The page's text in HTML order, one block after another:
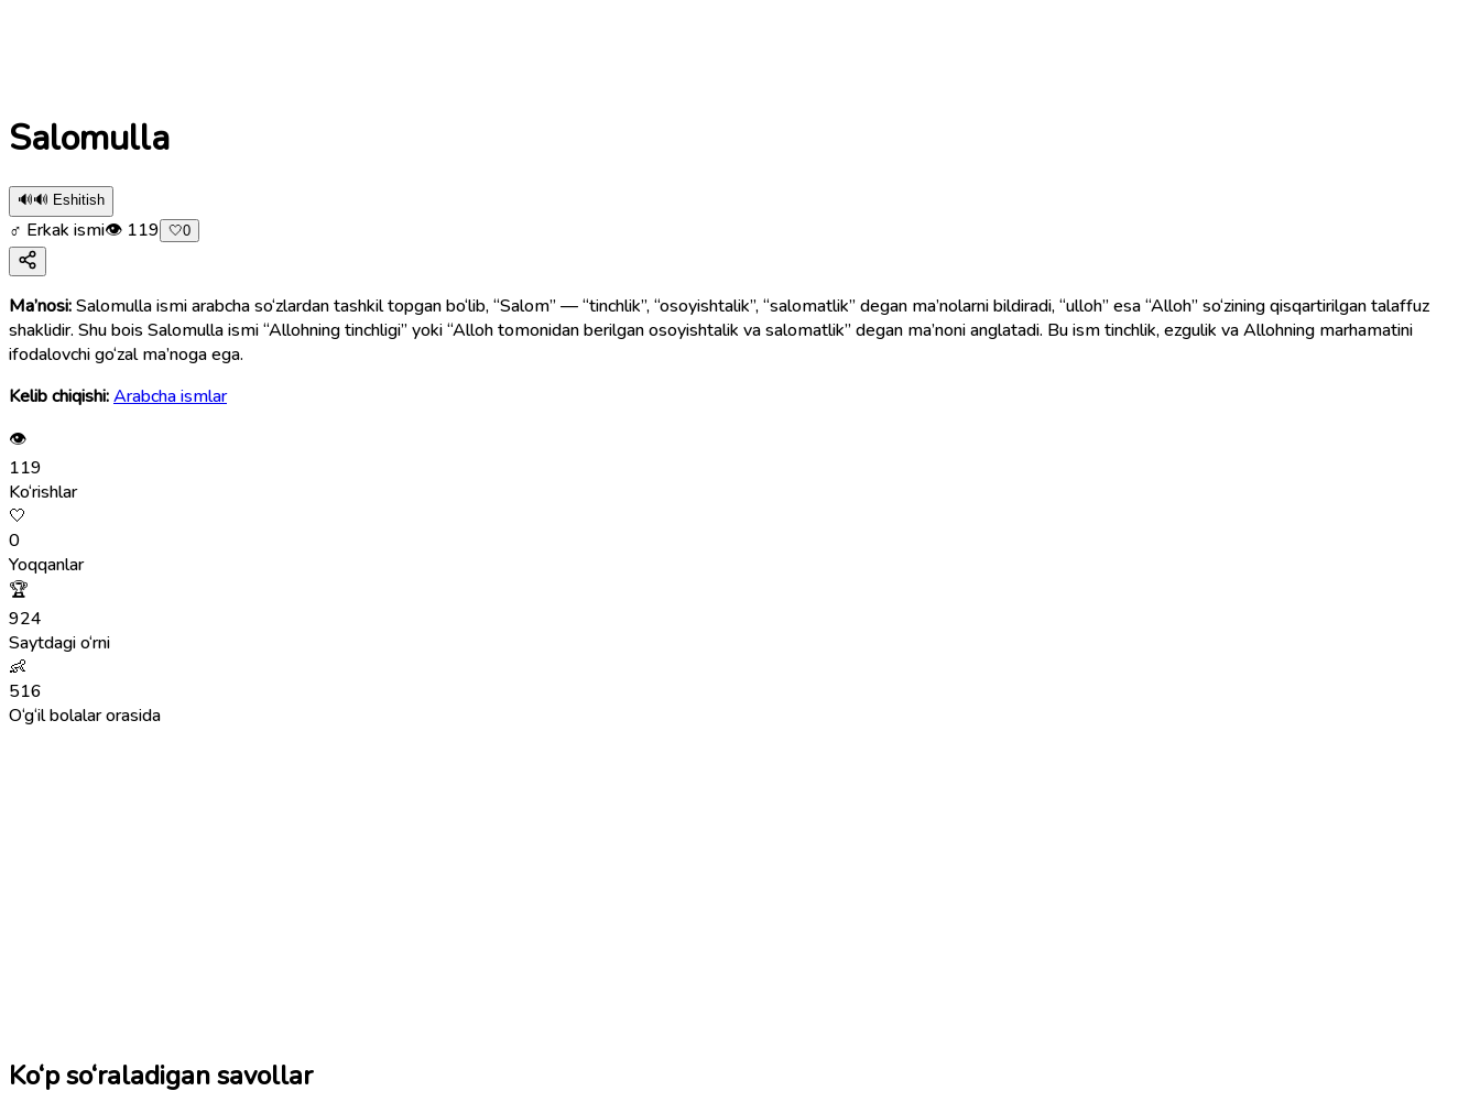
Salomulla
🔊🔊 Eshitish
♂ Erkak ismi👁 119 🤍0
Ma’nosi:Salomulla ismi arabcha so‘zlardan tashkil topgan bo‘lib, “Salom” — “tinchlik”, “osoyishtalik”, “salomatlik” degan ma’nolarni bildiradi, “ulloh” esa “Alloh” so‘zining qisqartirilgan talaffuz
shaklidir. Shu bois Salomulla ismi “Allohning tinchligi” yoki “Alloh tomonidan berilgan osoyishtalik va salomatlik” degan ma’noni anglatadi. Bu ism tinchlik, ezgulik va Allohning marhamatini
ifodalovchi go‘zal ma’noga ega.
Kelib chiqishi:Arabcha ismlar
👁
119
Ko‘rishlar
🤍
0
Yoqqanlar
🏆
924
Saytdagi o‘rni
👶
516
O‘g‘il bolalar orasida
Ko‘p so‘raladigan savollar